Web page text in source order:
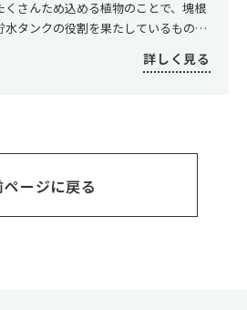
さんため込める植物のことで、塊根
タンクの役割を果たしているものを
です。また、膨らんだ根を「芋…
詳しく見る
ページに戻る